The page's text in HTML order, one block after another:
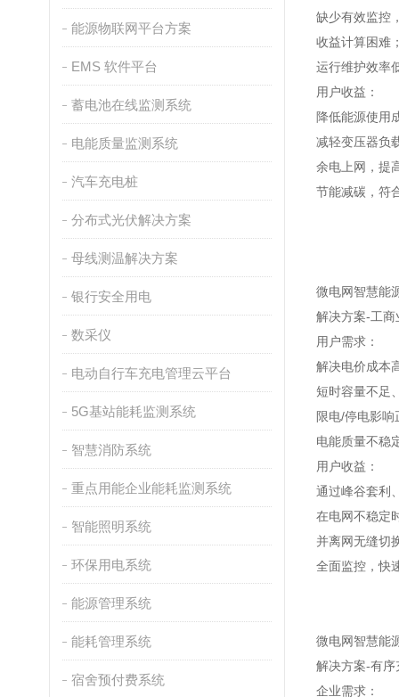
能源物联网平台方案
EMS 软件平台
蓄电池在线监测系统
电能质量监测系统
汽车充电桩
分布式光伏解决方案
母线测温解决方案
银行安全用电
数采仪
电动自行车充电管理云平台
5G基站能耗监测系统
智慧消防系统
重点用能企业能耗监测系统
智能照明系统
环保用电系统
能源管理系统
能耗管理系统
宿舍预付费系统
缺少有效监控
收益计算困难
运行维护效率
用户收益：
降低能源使用
减轻变压器负
余电上网，提
节能减碳，符
微电网智慧能
解决方案-工商
用户需求：
解决电价成本
短时容量不足
限电/停电影
电能质量不稳
用户收益：
通过峰谷套利
在电网不稳定
并离网无缝切
全面监控，快
微电网智慧能
解决方案-有序
企业需求：